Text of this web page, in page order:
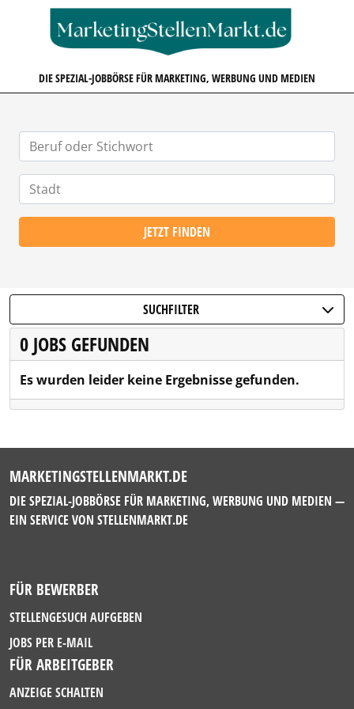
DIE SPEZIAL-JOBBÖRSE FÜR MARKETING, WERBUNG UND MEDIEN
JETZT FINDEN
SUCHFILTER
0 JOBS GEFUNDEN
Es wurden leider keine Ergebnisse gefunden.
MARKETINGSTELLENMARKT.DE
DIE SPEZIAL-JOBBÖRSE FÜR MARKETING, WERBUNG UND MEDIEN —
EIN SERVICE VON STELLENMARKT.DE
FÜR BEWERBER
STELLENGESUCH AUFGEBEN
JOBS PER E-MAIL
FÜR ARBEITGEBER
ANZEIGE SCHALTEN